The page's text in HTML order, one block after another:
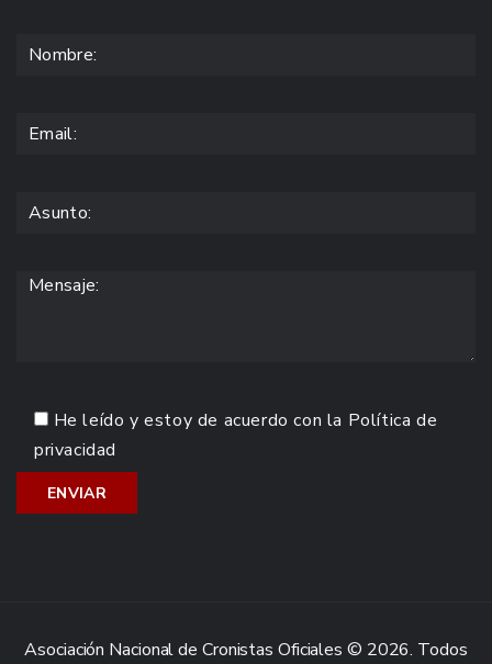
He leído y estoy de acuerdo con la Política de
privacidad
Asociación Nacional de Cronistas Oficiales © 2026. Todos